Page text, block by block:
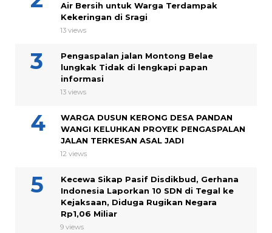
Air Bersih untuk Warga Terdampak
Kekeringan di Sragi
13 views
Pengaspalan jalan Montong Belae
lungkak Tidak di lengkapi papan
informasi
13 views
WARGA DUSUN KERONG DESA PANDAN
WANGI KELUHKAN PROYEK PENGASPALAN
JALAN TERKESAN ASAL JADI
12 views
Kecewa Sikap Pasif Disdikbud, Gerhana
Indonesia Laporkan 10 SDN di Tegal ke
Kejaksaan, Diduga Rugikan Negara
Rp1,06 Miliar
9 views